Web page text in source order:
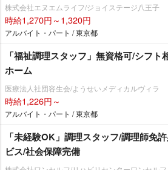
株式会社エヌエムライフ/ジョイステージ八王子
時給1,270円～1,320円
アルバイト・パート / 東京都
「福祉調理スタッフ」無資格可/シフ
ホーム
医療法人社団容生会/ようせいメディカルヴィラ
時給1,226円～
アルバイト・パート / 東京都
「未経験OK」調理スタッフ/調理師免
ビス/社会保障完備